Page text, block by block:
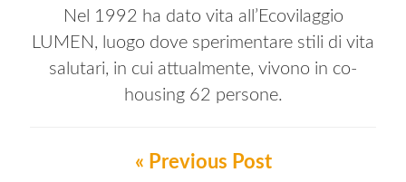
Nel 1992 ha dato vita all’Ecovilaggio
LUMEN, luogo dove sperimentare stili di vita
salutari, in cui attualmente, vivono in co-
housing 62 persone.
« Previous Post